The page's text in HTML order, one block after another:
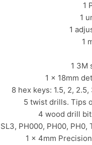
1
1
1
1
1 3M
1 x 18mm
8 hex keys: 1.5, 2,
5 twist drills. Tips
4 wood drill
PH000, PH00, PH0,
1 x 4mm